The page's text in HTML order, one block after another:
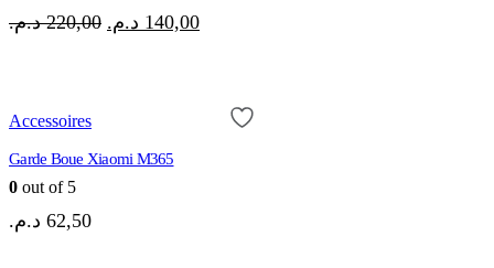
220,00 د.م.
Le
140,00 د.م.
Le
Accessoires
Garde Boue Xiaomi M365
0 out of 5
62,50 د.م.